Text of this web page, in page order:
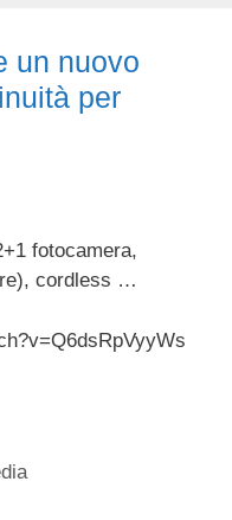
un nuovo
per
fotocamera,
cordless …